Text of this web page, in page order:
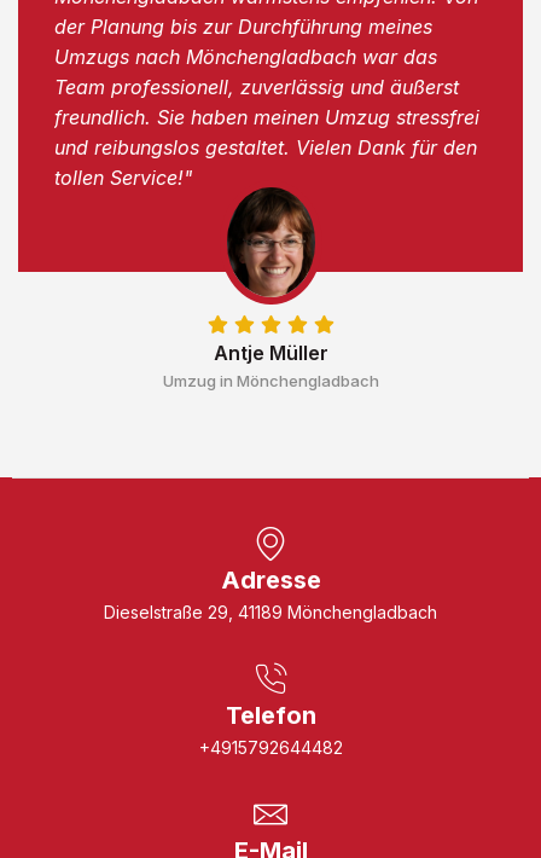
Antje Müller
Umzug in Mönchengladbach
der Planung bis zur Durchführung meines
Umzugs nach Mönchengladbach war das
Team professionell, zuverlässig und äußerst
freundlich. Sie haben meinen Umzug stressfrei
und reibungslos gestaltet. Vielen Dank für den
tollen Service!"
Adresse
Dieselstraße 29, 41189 Mönchengladbach
Telefon
+4915792644482
E-Mail